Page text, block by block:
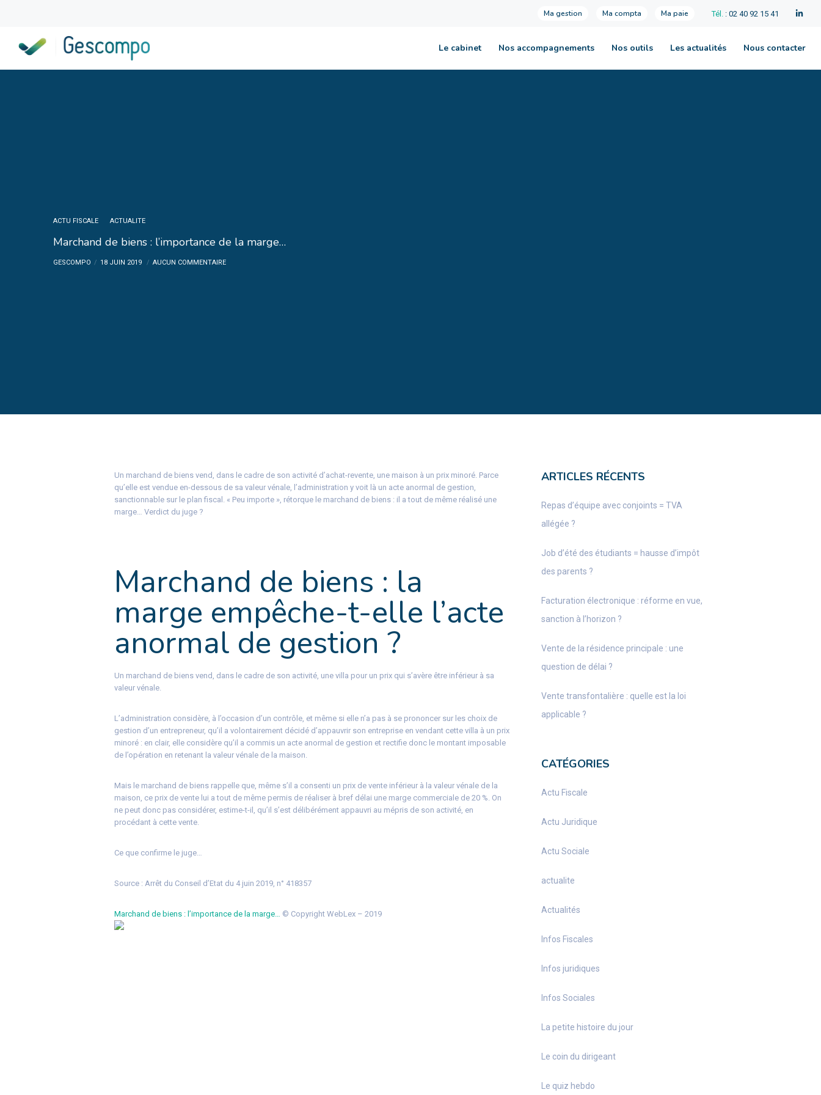
Ma gestion Ma compta Ma paie Tél. : 02 40 92 15 41
Le cabinet Nos accompagnements Nos outils Les actualités Nous contacter
ACTU FISCALE ACTUALITE
Marchand de biens : l’importance de la marge…
GESCOMPO 18 JUIN 2019 AUCUN COMMENTAIRE
Un marchand de biens vend, dans le cadre de son activité d’achat-revente, une maison à un prix minoré. Parce
qu’elle est vendue en-dessous de sa valeur vénale, l’administration y voit là un acte anormal de gestion,
sanctionnable sur le plan fiscal. « Peu importe », rétorque le marchand de biens : il a tout de même réalisé une
marge… Verdict du juge ?
Marchand de biens : la
marge empêche-t-elle l’acte
anormal de gestion ?
Un marchand de biens vend, dans le cadre de son activité, une villa pour un prix qui s’avère être inférieur à sa
valeur vénale.
L’administration considère, à l’occasion d’un contrôle, et même si elle n’a pas à se prononcer sur les choix de
gestion d’un entrepreneur, qu’il a volontairement décidé d’appauvrir son entreprise en vendant cette villa à un prix
minoré : en clair, elle considère qu’il a commis un acte anormal de gestion et rectifie donc le montant imposable
de l’opération en retenant la valeur vénale de la maison.
Mais le marchand de biens rappelle que, même s’il a consenti un prix de vente inférieur à la valeur vénale de la
maison, ce prix de vente lui a tout de même permis de réaliser à bref délai une marge commerciale de 20 %. On
ne peut donc pas considérer, estime-t-il, qu’il s’est délibérément appauvri au mépris de son activité, en
procédant à cette vente.
Ce que confirme le juge…
Source : Arrêt du Conseil d’Etat du 4 juin 2019, n° 418357
Marchand de biens : l’importance de la marge… © Copyright WebLex – 2019
ARTICLES RÉCENTS
Repas d’équipe avec conjoints = TVA
allégée ?
Job d’été des étudiants = hausse d’impôt
des parents ?
Facturation électronique : réforme en vue,
sanction à l’horizon ?
Vente de la résidence principale : une
question de délai ?
Vente transfontalière : quelle est la loi
applicable ?
CATÉGORIES
Actu Fiscale
Actu Juridique
Actu Sociale
actualite
Actualités
Infos Fiscales
Infos juridiques
Infos Sociales
La petite histoire du jour
Le coin du dirigeant
Le quiz hebdo